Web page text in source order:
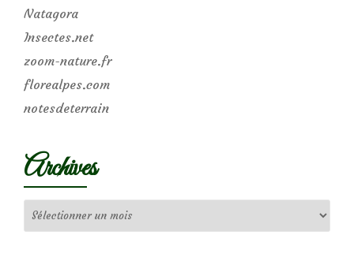
Natagora
Insectes.net
zoom-nature.fr
florealpes.com
notesdeterrain
Archives